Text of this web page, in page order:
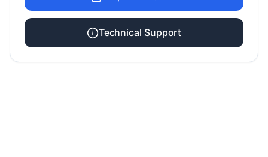
Technical Support